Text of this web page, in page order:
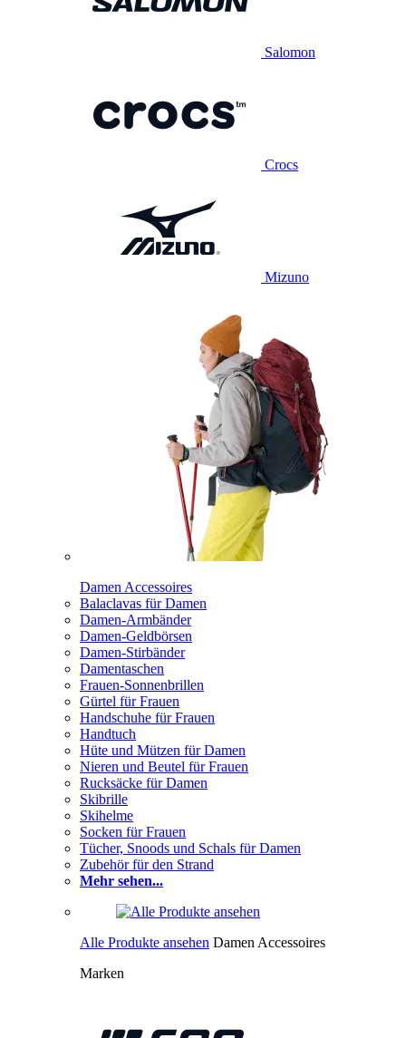
Salomon
Crocs
Mizuno
Damen Accessoires
Balaclavas für Damen
Damen-Armbänder
Damen-Geldbörsen
Damen-Stirbänder
Damentaschen
Frauen-Sonnenbrillen
Gürtel für Frauen
Handschuhe für Frauen
Handtuch
Hüte und Mützen für Damen
Nieren und Beutel für Frauen
Rucksäcke für Damen
Skibrille
Skihelme
Socken für Frauen
Tücher, Snoods und Schals für Damen
Zubehör für den Strand
Mehr sehen...
Alle Produkte ansehen Damen Accessoires
Marken